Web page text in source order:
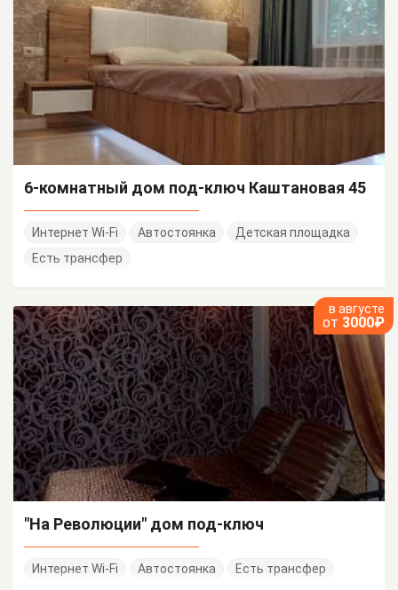
6-комнатный дом под-ключ Каштановая 45
Интернет Wi-Fi Автостоянка
Детская площадка
Есть трансфер
в августе
от 3000₽
"На Революции" дом под-ключ
Интернет Wi-Fi Автостоянка Есть трансфер